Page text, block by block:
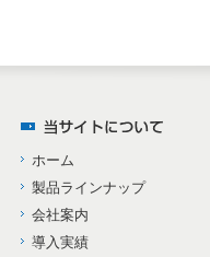
ホーム
製品ラインナップ
会社案内
導入実績